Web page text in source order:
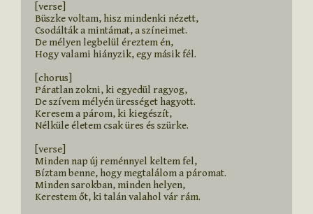
[verse]
Büszke voltam, hisz mindenki nézett,
Csodálták a mintámat, a színeimet.
De mélyen legbelül éreztem én,
Hogy valami hiányzik, egy másik fél.
[chorus]
Páratlan zokni, ki egyedül ragyog,
De szívem mélyén ürességet hagyott.
Keresem a párom, ki kiegészít,
Nélküle életem csak üres és szürke.
[verse]
Minden nap új reménnyel keltem fel,
Bíztam benne, hogy megtalálom a páromat.
Minden sarokban, minden helyen,
Kerestem őt, ki talán valahol vár rám.